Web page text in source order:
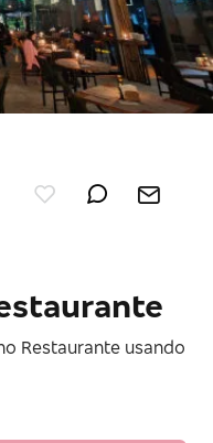
Restaurante usando